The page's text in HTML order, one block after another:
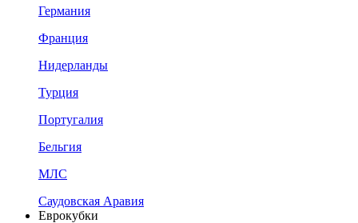
Германия
Франция
Нидерланды
Турция
Португалия
Бельгия
МЛС
Саудовская Аравия
Еврокубки